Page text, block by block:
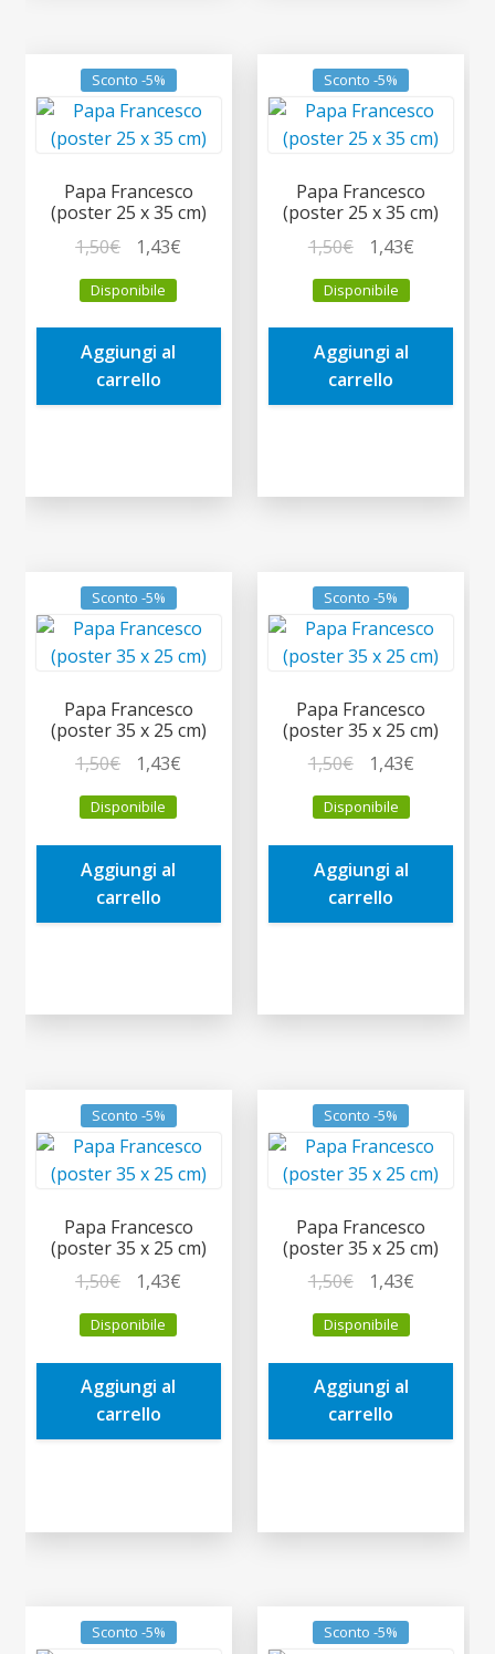
Sconto -5%
Papa Francesco
(poster 25 x 35 cm)
1,50€
prezzo
originale
era:
1,50€.
1,43€
è:
Disponibile
Aggiungi al
carrello
Sconto -5%
Papa Francesco
(poster 25 x 35 cm)
1,50€
prezzo
originale
era:
1,50€.
1,43€Il
è:
Disponibile
Aggiungi al
carrello
Sconto -5%
Papa Francesco
(poster 35 x 25 cm)
1,50€
prezzo
originale
era:
1,50€.
1,43€
è:
Disponibile
Aggiungi al
carrello
Sconto -5%
Papa Francesco
(poster 35 x 25 cm)
1,50€
prezzo
originale
era:
1,50€.
1,43€Il
è:
Disponibile
Aggiungi al
carrello
Sconto -5%
Papa Francesco
(poster 35 x 25 cm)
1,50€
prezzo
originale
era:
1,50€.
1,43€
è:
Disponibile
Aggiungi al
carrello
Sconto -5%
Papa Francesco
(poster 35 x 25 cm)
1,50€
prezzo
originale
era:
1,50€.
1,43€Il
è:
Disponibile
Aggiungi al
carrello
Sconto -5% Sconto -5%